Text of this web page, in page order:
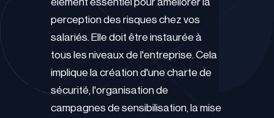
élément essentiel pour améliorer la
perception des risques chez vos
salariés. Elle doit être instaurée à
tous les niveaux de l'entreprise. Cela
implique la création d'une charte de
sécurité, l'organisation de
campagnes de sensibilisation, la mise